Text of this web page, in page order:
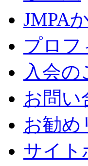
JMPA
プロフ
入会の
お問い
お勧め
サイト